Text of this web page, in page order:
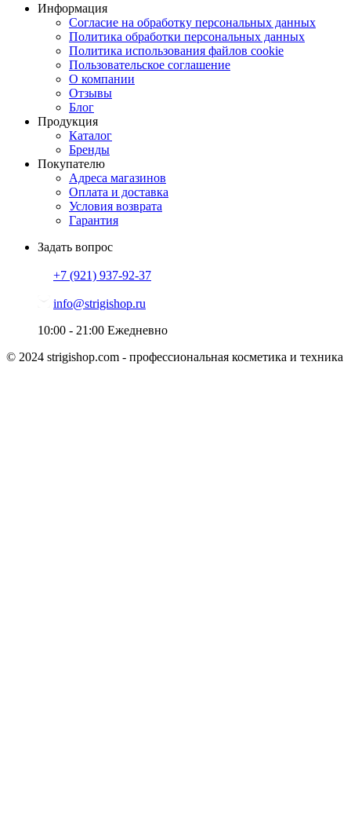
Информация
Согласие на обработку персональных данных
Политика обработки персональных данных
Политика использования файлов cookie
Пользовательское соглашение
О компании
Отзывы
Блог
Продукция
Каталог
Бренды
Покупателю
Адреса магазинов
Оплата и доставка
Условия возврата
Гарантия
Задать вопрос
+7 (921) 937-92-37
info@strigishop.ru
10:00 - 21:00 Ежедневно
© 2024 strigishop.com - профессиональная косметика и техника